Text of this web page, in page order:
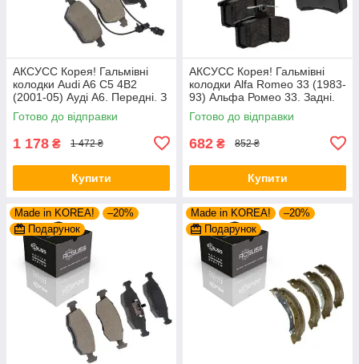
АКСУСС Корея! Гальмівні
колодки Audi A6 С5 4B2
(2001-05) Ауді А6. Передні. З
датчиками! GDB1307 ,
GDB1488 , FDB1323 ,
Готово до відправки
1 178 ₴ 1 472 ₴
Купити
АКСУСС Корея! Гальмівні
колодки Alfa Romeo 33 (1983-
93) Альфа Ромео 33. Задні.
GDB1050 , FDB222
Готово до відправки
682 ₴ 852 ₴
Купити
Made in KOREA!
–20%
Подарунок
Made in KOREA!
–20%
Подарунок